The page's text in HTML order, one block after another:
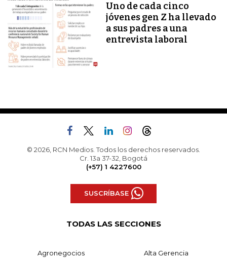
Uno de cada cinco
jóvenes gen Z ha llevado
a sus padres a una
entrevista laboral
© 2026, RCN Medios. Todos los derechos reservados.
Cr. 13a 37-32, Bogotá
(+57) 1 4227600
SUSCRÍBASE
TODAS LAS SECCIONES
Agronegocios Alta Gerencia